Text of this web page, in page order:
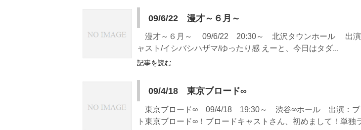
09/6/22 漫才～６月～
漫才～６月～ 09/6/22 20:30～ 北沢タウンホール 出演
ャスト/イシバシハザマ/ゆったり感 えーと、今日はタダ...
記事を読む
09/4/18 東京ブロード∞
東京ブロード∞ 09/4/18 19:30～ 渋谷∞ホール 出演：ブ
ト東京ブロード∞！ブロードキャストさん、初めまして！単独